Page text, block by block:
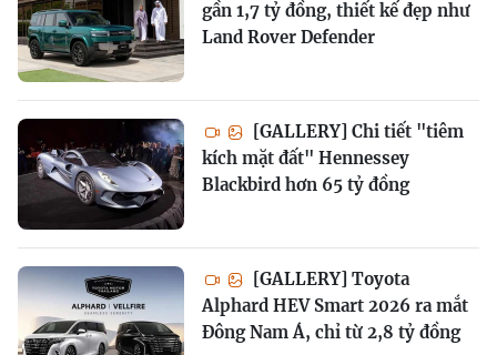
gần 1,7 tỷ đồng, thiết kế đẹp như
Land Rover Defender
[GALLERY] Chi tiết "tiêm
kích mặt đất" Hennessey
Blackbird hơn 65 tỷ đồng
[GALLERY] Toyota
Alphard HEV Smart 2026 ra mắt
Đông Nam Á, chỉ từ 2,8 tỷ đồng